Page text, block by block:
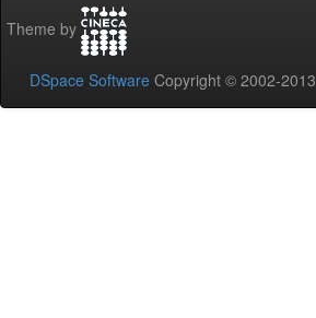
Theme by
DSpace Software Copyright © 2002-2013